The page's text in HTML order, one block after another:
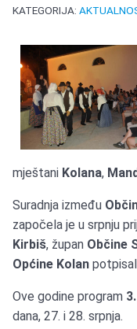
KATEGORIJA:
mještani Kolana,
Suradnja između
započela je u srpnju
Kirbiš, župan Občine
Općine Kolan
Ove godine program
dana, 27. i 28. srpnja.